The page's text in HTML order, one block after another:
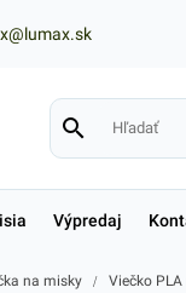
Výpredaj
na misky / Viečko